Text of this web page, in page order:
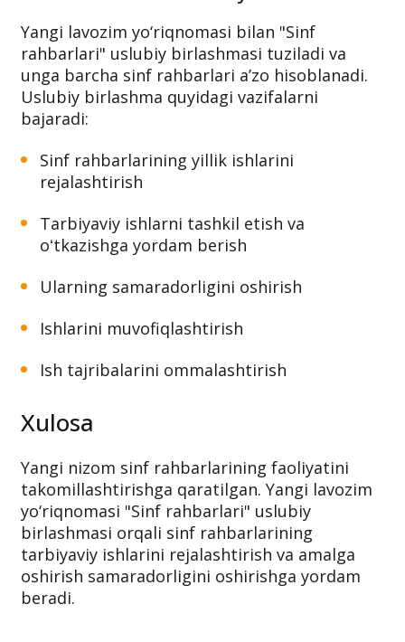
Yangi lavozim yo‘riqnomasi bilan "Sinf
rahbarlari" uslubiy birlashmasi tuziladi va
unga barcha sinf rahbarlari a’zo hisoblanadi.
Uslubiy birlashma quyidagi vazifalarni
bajaradi:
Sinf rahbarlarining yillik ishlarini
rejalashtirish
Tarbiyaviy ishlarni tashkil etish va
oʻtkazishga yordam berish
Ularning samaradorligini oshirish
Ishlarini muvofiqlashtirish
Ish tajribalarini ommalashtirish
Xulosa
Yangi nizom sinf rahbarlarining faoliyatini
takomillashtirishga qaratilgan. Yangi lavozim
yo‘riqnomasi "Sinf rahbarlari" uslubiy
birlashmasi orqali sinf rahbarlarining
tarbiyaviy ishlarini rejalashtirish va amalga
oshirish samaradorligini oshirishga yordam
beradi.